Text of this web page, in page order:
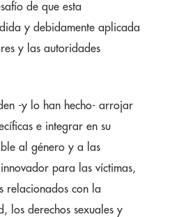
de que esta
y debidamente aplicada
y las autoridades
-y lo han hecho- arrojar
e integrar en su
al género y a las
para las víctimas,
relacionados con la
los derechos sexuales y